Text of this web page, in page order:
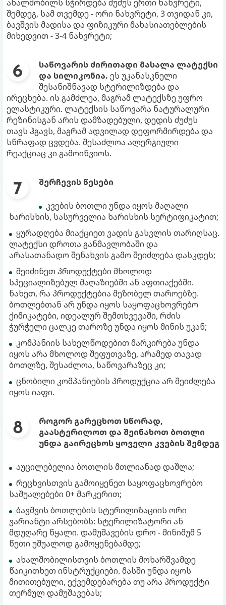
ახალშობილს სჭირდება ძუძუს ერთი ნახვრეტი,
შემდეგ, სამ თვემდე - ორი ნახვრეტი, 3 თვიდან კი,
ბავშვის მადისა და ფიზიკური მახასიათებლების
მიხედვით - 3-4 ნახვრეტი;
საწოვარის ძირითადი მასალა ლატექსი
და სილიკონია. ეს უკანასკნელი
შესანიშნავად სტერილიზდება და
ირეცხება. ის გამძლეა, მაგრამ ლატექსზე უფრო
ელასტიკური. ლატექსის საწოვარა ნატურალური
რეზინისგან არის დამზადებული, დედის ძუძუს
თავს ჰგავს, მაგრამ ადვილად დეფორმირდება და
სწრაფად ცვდება. შესაძლოა ალერგიული
რეაქციაც კი გამოიწვიოს.
შერჩევის წესები
კვების ბოთლი უნდა იყოს მაღალი
ხარისხის, სასურველია ხარისხის სერტიფიკატით;
ყურადღება მიაქციეთ ვადის გასვლის თარიღსაც.
ლატექსი დროთა განმავლობაში და
არასათანადო შენახვის გამო შეიძლება დასკდეს;
შეიძინეთ პროდუქტები მხოლოდ
სპეციალიზებულ მაღაზიებში ან აფთიაქებში.
ნახეთ, რა პროდუქტებია მეზობელ თაროებზე.
ბოთლებთან არ უნდა იყოს საყოფაცხოვრებო
ქიმიკატები, იდეალურ შემთხვევაში, რძის
ჭურჭელი ცალკე თაროზე უნდა იყოს მინის უკან;
კომპანიის სახელწოდებით მარკირება უნდა
იყოს არა მხოლოდ შეფუთვაზე, არამედ თავად
ბოთლზე, შესაძლოა, საწოვარაზეც კი;
ცნობილი კომპანიების პროდუქცია არ შეიძლება
იყოს იაფი.
როგორ გარეცხოთ სწორად,
გაასტერილოთ და შეინახოთ ბოთლი
უნდა გაირეცხოს ყოველი კვების შემდეგ
აუცილებელია ბოთლის მთლიანად დაშლა;
რეცხვისთვის გამოიყენეთ საყოფაცხოვრებო
საშუალებები 0+ მარკერით;
ბავშვის ბოთლების სტერილიზაციის ორი
ვარიანტი არსებობს: სტერილიზატორი ან
მდუღარე წყალი. დამუშავების დრო - მინიმუმ 5
წუთი უშუალოდ გამოყენებამდე;
ახალშობილისთვის ბოთლის მოხარშვამდე
წაიკითხეთ ინსტრუქციები. მასში უნდა იყოს
მითითებული, ექვემდებარება თუ არა პროდუქტი
თერმულ დამუშავებას;